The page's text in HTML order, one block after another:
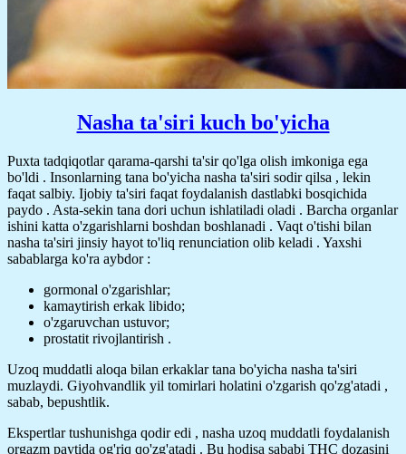
Nasha ta'siri kuch bo'yicha
Puxta tadqiqotlar qarama-qarshi ta'sir qo'lga olish imkoniga ega
bo'ldi . Insonlarning tana bo'yicha nasha ta'siri sodir qilsa , lekin
faqat salbiy. Ijobiy ta'siri faqat foydalanish dastlabki bosqichida
paydo . Asta-sekin tana dori uchun ishlatiladi oladi . Barcha organlar
ishini katta o'zgarishlarni boshdan boshlanadi . Vaqt o'tishi bilan
nasha ta'siri jinsiy hayot to'liq renunciation olib keladi . Yaxshi
sabablarga ko'ra aybdor :
gormonal o'zgarishlar;
kamaytirish erkak libido;
o'zgaruvchan ustuvor;
prostatit rivojlantirish .
Uzoq muddatli aloqa bilan erkaklar tana bo'yicha nasha ta'siri
muzlaydi. Giyohvandlik yil tomirlari holatini o'zgarish qo'zg'atadi ,
sabab, bepushtlik.
Ekspertlar tushunishga qodir edi , nasha uzoq muddatli foydalanish
orgazm paytida og'riq qo'zg'atadi . Bu hodisa sababi THC dozasini